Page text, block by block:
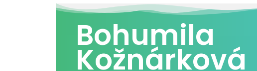
Bohumila
Kožnárková